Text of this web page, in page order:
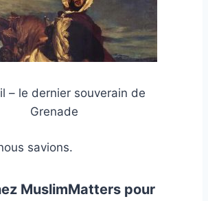
– le dernier souverain de
Grenade
savions.
MuslimMatters pour